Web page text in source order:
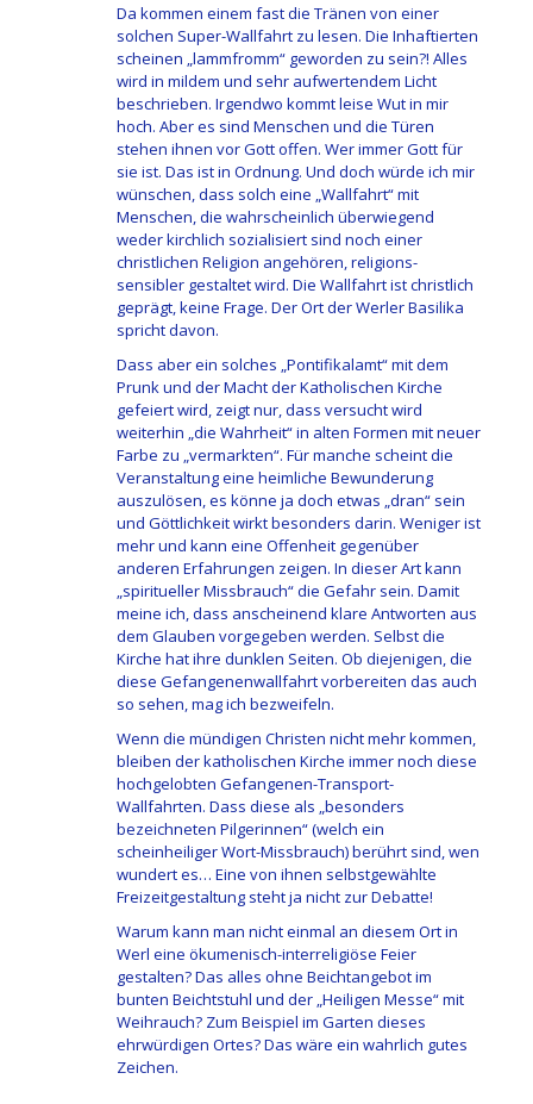
Da kommen einem fast die Tränen von einer
solchen Super-Wallfahrt zu lesen. Die Inhaftierten
scheinen „lammfromm“ geworden zu sein?! Alles
wird in mildem und sehr aufwertendem Licht
beschrieben. Irgendwo kommt leise Wut in mir
hoch. Aber es sind Menschen und die Türen
stehen ihnen vor Gott offen. Wer immer Gott für
sie ist. Das ist in Ordnung. Und doch würde ich mir
wünschen, dass solch eine „Wallfahrt“ mit
Menschen, die wahrscheinlich überwiegend
weder kirchlich sozialisiert sind noch einer
christlichen Religion angehören, religions-
sensibler gestaltet wird. Die Wallfahrt ist christlich
geprägt, keine Frage. Der Ort der Werler Basilika
spricht davon.
Dass aber ein solches „Pontifikalamt“ mit dem
Prunk und der Macht der Katholischen Kirche
gefeiert wird, zeigt nur, dass versucht wird
weiterhin „die Wahrheit“ in alten Formen mit neuer
Farbe zu „vermarkten“. Für manche scheint die
Veranstaltung eine heimliche Bewunderung
auszulösen, es könne ja doch etwas „dran“ sein
und Göttlichkeit wirkt besonders darin. Weniger ist
mehr und kann eine Offenheit gegenüber
anderen Erfahrungen zeigen. In dieser Art kann
„spiritueller Missbrauch“ die Gefahr sein. Damit
meine ich, dass anscheinend klare Antworten aus
dem Glauben vorgegeben werden. Selbst die
Kirche hat ihre dunklen Seiten. Ob diejenigen, die
diese Gefangenenwallfahrt vorbereiten das auch
so sehen, mag ich bezweifeln.
Wenn die mündigen Christen nicht mehr kommen,
bleiben der katholischen Kirche immer noch diese
hochgelobten Gefangenen-Transport-
Wallfahrten. Dass diese als „besonders
bezeichneten Pilgerinnen“ (welch ein
scheinheiliger Wort-Missbrauch) berührt sind, wen
wundert es… Eine von ihnen selbstgewählte
Freizeitgestaltung steht ja nicht zur Debatte!
Warum kann man nicht einmal an diesem Ort in
Werl eine ökumenisch-interreligiöse Feier
gestalten? Das alles ohne Beichtangebot im
bunten Beichtstuhl und der „Heiligen Messe“ mit
Weihrauch? Zum Beispiel im Garten dieses
ehrwürdigen Ortes? Das wäre ein wahrlich gutes
Zeichen.